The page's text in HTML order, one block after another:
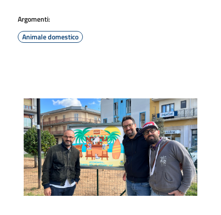
Argomenti:
Animale domestico